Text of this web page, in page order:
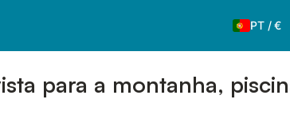
PT/€
para a montanha,